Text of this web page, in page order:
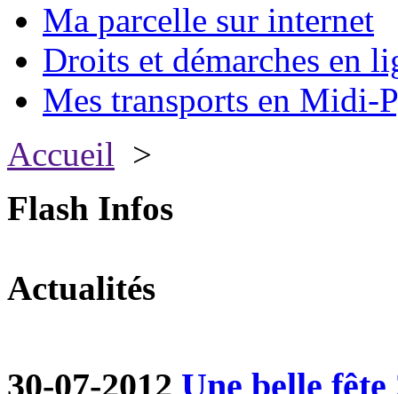
Ma parcelle sur internet
Droits et démarches en
Mes transports en Midi-
Accueil >
Flash Infos
Actualités
30-07-2012 Une belle fête